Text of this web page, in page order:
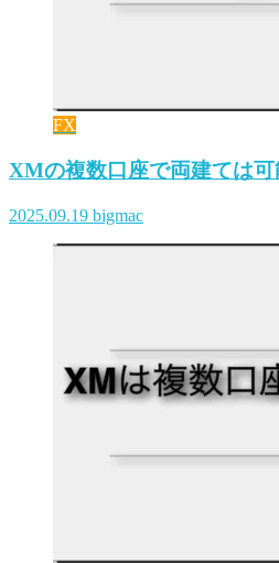
FX
XMの複数口座で両建ては可
2025.09.19 bigmac